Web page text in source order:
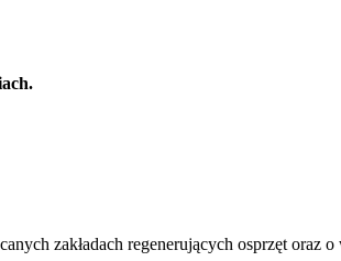
zakładach regenerujących osprzęt